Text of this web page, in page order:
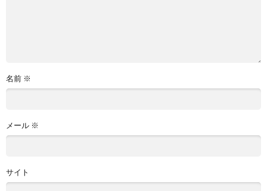
名前 ※
メール ※
サイト